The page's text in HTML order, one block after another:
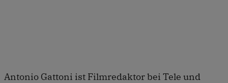
Antonio Gattoni ist Filmredaktor bei Tele und